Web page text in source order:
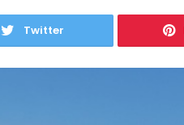
Twitter